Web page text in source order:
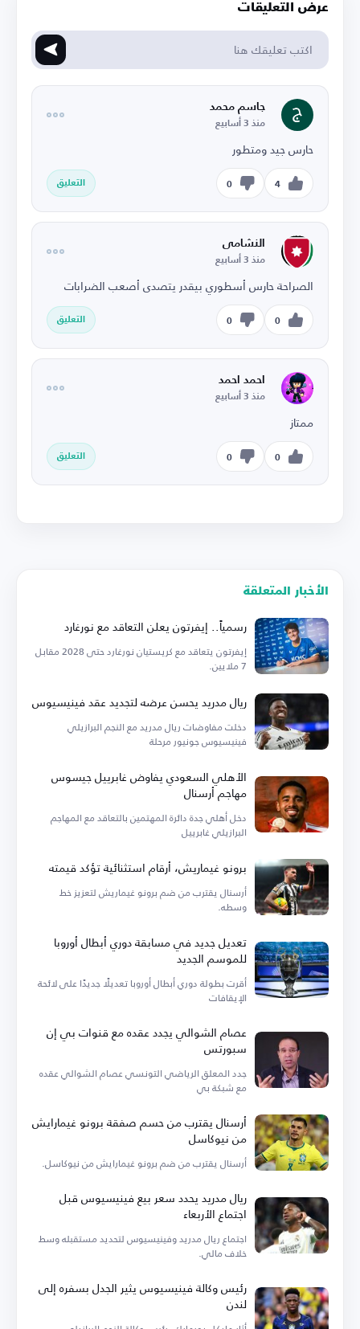
عرض التعليقات
جاسم محمد
منذ 3 أسابيع
حارس جيد ومتطور
4
0 التعليق
النشامى
منذ 3 أسابيع
الصراحة حارس أسطوري بيقدر يتصدى أصعب الضرابات
0
0 التعليق
احمد احمد
منذ 3 أسابيع
ممتاز
0
0 التعليق
الأخبار المتعلقة
رسمياً.. إيفرتون يعلن التعاقد مع نورغارد
إيفرتون يتعاقد مع كريستيان نورغارد حتى 2028 مقابل
7 ملايين.
ريال مدريد يحسن عرضه لتجديد عقد فينيسيوس
دخلت مفاوضات ريال مدريد مع النجم البرازيلي
فينيسيوس جونيور مرحلة
الأهلي السعودي يفاوض غابرييل جيسوس
مهاجم أرسنال
دخل أهلي جدة دائرة المهتمين بالتعاقد مع المهاجم
البرازيلي غابرييل
برونو غيماريش، أرقام استثنائية تؤكد قيمته
أرسنال يقترب من ضم برونو غيماريش لتعزيز خط
وسطه.
تعديل جديد في مسابقة دوري أبطال أوروبا
للموسم الجديد
أقرت بطولة دوري أبطال أوروبا تعديلًا جديدًا على لائحة
الإيقافات
عصام الشوالي يجدد عقده مع قنوات بي إن
سبورتس
جدد المعلق الرياضي التونسي عصام الشوالي عقده
مع شبكة بي
أرسنال يقترب من حسم صفقة برونو غيمارايش
من نيوكاسل
أرسنال يقترب من ضم برونو غيمارايش من نيوكاسل.
ريال مدريد يحدد سعر بيع فينيسيوس قبل
اجتماع الأربعاء
اجتماع ريال مدريد وفينيسيوس لتحديد مستقبله وسط
خلاف مالي.
رئيس وكالة فينيسيوس يثير الجدل بسفره إلى
لندن